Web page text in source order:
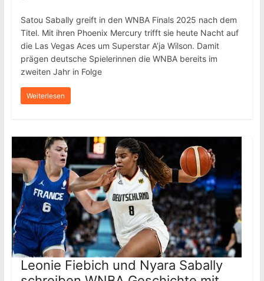
Satou Sabally greift in den WNBA Finals 2025 nach dem
Titel. Mit ihren Phoenix Mercury trifft sie heute Nacht auf
die Las Vegas Aces um Superstar A’ja Wilson. Damit
prägen deutsche Spielerinnen die WNBA bereits im
zweiten Jahr in Folge
Weiterlesen
Leonie Fiebich und Nyara Sabally